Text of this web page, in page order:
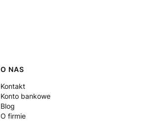
O NAS
Kontakt
Konto bankowe
Blog
O firmie